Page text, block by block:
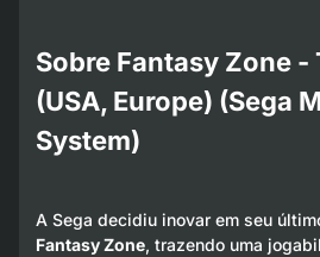
Sobre Fantasy Zone -
(USA, Europe) (Sega
System)
A Sega decidiu inovar em seu
Fantasy Zone, trazendo uma